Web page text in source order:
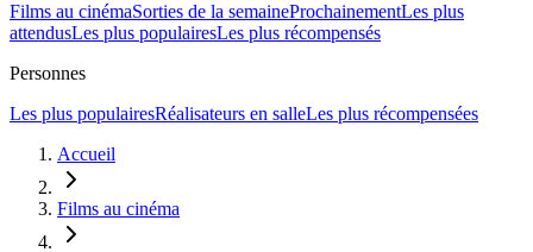
Films au cinémaSorties de la semaineProchainementLes plus
attendusLes plus populairesLes plus récompensés
Personnes
Les plus populairesRéalisateurs en salleLes plus récompensées
Accueil
Films au cinéma